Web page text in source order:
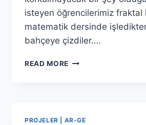
isteyen öğrencilerimiz fraktal
matematik dersinde
bahçeye çizdiler….
READ MORE YERDE
PROJELER | AR-GE